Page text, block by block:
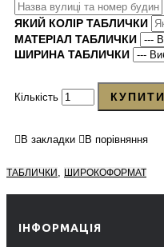
ЯКИЙ КОЛІР ТАБЛИЧКИ
МАТЕРІАЛ ТАБЛИЧКИ
ШИРИНА ТАБЛИЧКИ
Кількість КУПИТИ
В закладки В порівняння
ТАБЛИЧКИ , ШИРОКОФОРМАТ
ІНФОРМАЦІЯ